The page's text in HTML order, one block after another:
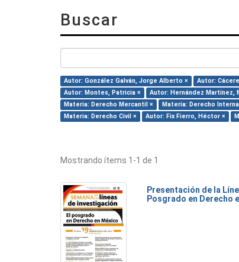
Buscar
Autor: González Galván, Jorge Alberto × Autor:
Autor: Montes, Patricia ×
Autor: Hernández Martínez,
Materia: Derecho Mercantil ×
Materia: Derecho
Materia: Derecho Civil ×
Autor: Fix Fierro, Héctor ×
Mostrando ítems 1-1 de 1
Presentación de la
Posgrado en Derecho